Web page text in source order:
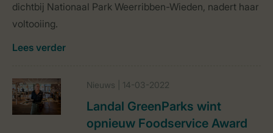
dichtbij Nationaal Park Weerribben-Wieden, nadert haar
voltooiing.
Lees verder
Nieuws | 14-03-2022
Landal GreenParks wint
opnieuw Foodservice Award